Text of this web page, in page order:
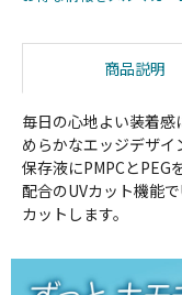
商品説明
毎日の心地よい装着
めらかなエッジデザイ
保存液にPMPCとPEG
配合のUVカット機能
カットします。